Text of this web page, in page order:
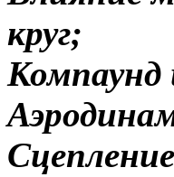
круг;